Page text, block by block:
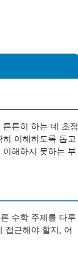
튼히 하는 데 초점
이해하도록 돕고
해하지 못하는 부
수학 주제를 다루
접근해야 할지, 어